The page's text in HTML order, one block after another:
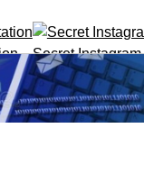
Secret Instagram